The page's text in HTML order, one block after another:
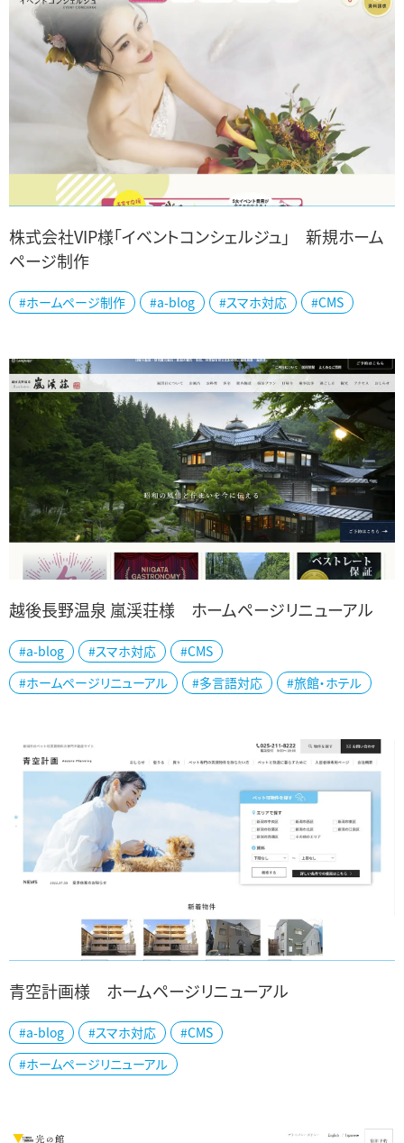
新潟県下で冠婚葬祭業を幅広くグループ展開されている、株式会社
VIPグループ様「イベントコンシェルジュ」ホームページを新規制作し
株式会社VIP様「イベントコンシェルジュ」 新規ホーム
ページ制作
#ホームページ制作 #a-blog #スマホ対応 #CMS
三条市の山里の一軒宿、「越後長野温泉 嵐渓荘」様のホームページ
をリニューアルしました。 国登録重要文化財の建物は創業のからの
越後長野温泉 嵐渓荘様 ホームページリニューアル
#a-blog #スマホ対応
#CMS
#ホームページリニューアル
#多言語対応 #旅館・ホテル
新潟市でペット可賃貸物件の専門不動産を扱う青空計画様の公式ホ
ームページを制作しました。 賃貸であっても、大切なペットと一緒に
青空計画様 ホームページリニューアル
#a-blog #スマホ対応
#CMS
#ホームページリニューアル